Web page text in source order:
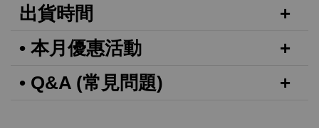
出貨時間
• 本月優惠活動
• Q&A (常見問題)